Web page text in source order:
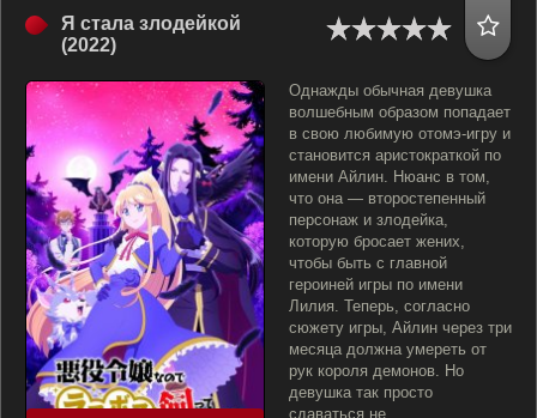
Я стала злодейкой
(2022)
Однажды обычная девушка
волшебным образом попадает
в свою любимую отомэ-игру и
становится аристократкой по
имени Айлин. Нюанс в том,
что она — второстепенный
персонаж и злодейка,
которую бросает жених,
чтобы быть с главной
героиней игры по имени
Лилия. Теперь, согласно
сюжету игры, Айлин через три
месяца должна умереть от
рук короля демонов. Но
девушка так просто
сдаваться не